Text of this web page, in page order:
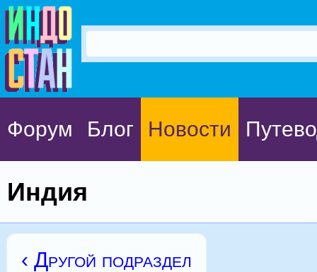
Форум Блог Новости
Индия
‹ Другой подраздел